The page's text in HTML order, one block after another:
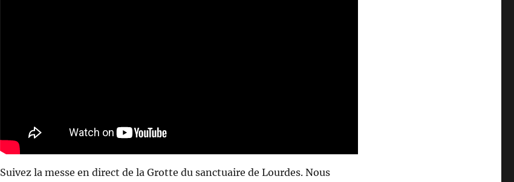
Suivez la messe en direct de la Grotte du sanctuaire de Lourdes. Nous